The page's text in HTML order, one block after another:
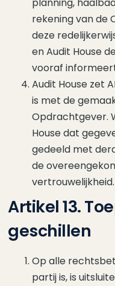
planning,
rekening van de
deze
en Audit House
vooraf
Audit House zet
is met de
Opdrachtgever.
House dat
gedeeld met
de
vertrouwelijkheid.
Artikel 13.
geschillen
Op alle
partij is, is